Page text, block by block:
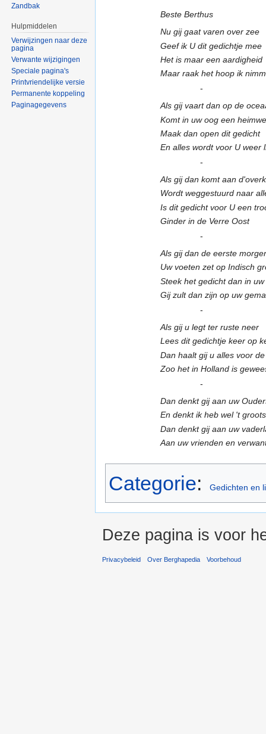
Beste Berthus
Nu gij gaat varen over zee
Geef ik U dit gedichtje mee
Het is maar een aardigheid
Maar raak het hoop ik
-
Als gij vaart dan op de
Komt in uw oog een
Maak dan open dit gedicht
En alles wordt voor U weer
-
Als gij dan komt aan
Wordt weggestuurd naar
Is dit gedicht voor U een
Ginder in de Verre Oost
-
Als gij dan de eerste
Uw voeten zet op Indisch
Steek het gedicht dan in uw
Gij zult dan zijn op uw
-
Als gij u legt ter ruste neer
Lees dit gedichtje keer op
Dan haalt gij u alles voor
Zoo het in Holland is
-
Dan denkt gij aan uw
En denkt ik heb wel 't
Dan denkt gij aan uw
Aan uw vrienden en
Categorie: Gedichten en
Zandbak
Hulpmiddelen
Verwijzingen naar deze
pagina
Verwante wijzigingen
Speciale pagina's
Printvriendelijke versie
Permanente koppeling
Paginagegevens
Deze pagina is voor
Privacybeleid Over Berghapedia Voorbehoud